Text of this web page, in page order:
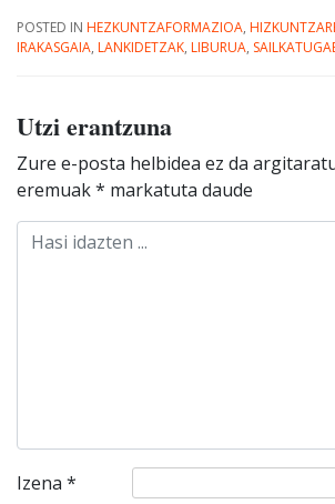
POSTED IN HEZKUNTZAFORMAZIOA,
IRAKASGAIA, LANKIDETZAK, LIBURUA,
Utzi erantzuna
Zure e-posta helbidea ez da
eremuak* markatuta daude
Izena *